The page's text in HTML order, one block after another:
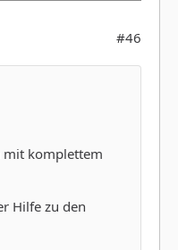
#46
mit komplettem
Hilfe zu den